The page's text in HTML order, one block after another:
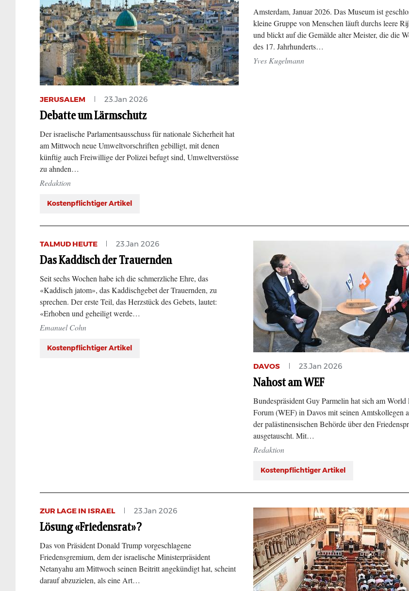
JERUSALEM 23.Jan 2026
Debatte um Lärmschutz
Der israelische Parlamentsausschuss für nationale Sicherheit hat
am Mittwoch neue Umweltvorschriften gebilligt, mit denen
künftig auch Freiwillige der Polizei befugt sind, Umweltverstösse
zu ahnden…
Redaktion
Kostenpflichtiger Artikel
Amsterdam, Januar 2026. Das Museum ist
kleine Gruppe von Menschen läuft durchs leere
und blickt auf die Gemälde alter Meister, die die
des 17. Jahrhunderts…
Yves Kugelmann
TALMUD HEUTE 23.Jan 2026
Das Kaddisch der Trauernden
Seit sechs Wochen habe ich die schmerzliche Ehre, das
«Kaddisch jatom», das Kaddischgebet der Trauernden, zu
sprechen. Der erste Teil, das Herzstück des Gebets, lautet:
«Erhoben und geheiligt werde…
Emanuel Cohn
Kostenpflichtiger Artikel
DAVOS 23.Jan 2026
Nahost am WEF
Bundespräsident Guy Parmelin hat sich am World
Forum (WEF) in Davos mit seinen Amtskollegen
der palästinensischen Behörde über den
ausgetauscht. Mit…
Redaktion
Kostenpflichtiger Artikel
ZUR LAGE IN ISRAEL 23.Jan 2026
Lösung «Friedensrat»?
Das von Präsident Donald Trump vorgeschlagene
Friedensgremium, dem der israelische Ministerpräsident
Netanyahu am Mittwoch seinen Beitritt angekündigt hat, scheint
darauf abzuzielen, als eine Art…